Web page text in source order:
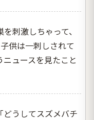
刺激しちゃって、
供は一刺しされて
ュースを見たこと
どうしてスズメバチ